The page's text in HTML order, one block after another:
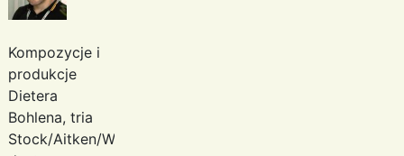
Kompozycje i
produkcje
Dietera
Bohlena, tria
Stock/Aitken/Waterman,